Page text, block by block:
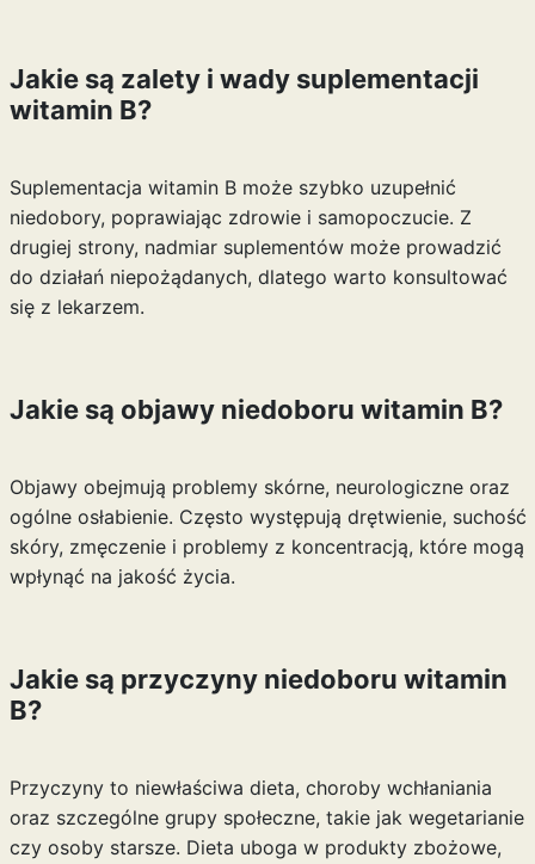
Jakie są zalety i wady suplementacji
witamin B?
Suplementacja witamin B może szybko uzupełnić
niedobory, poprawiając zdrowie i samopoczucie. Z
drugiej strony, nadmiar suplementów może prowadzić
do działań niepożądanych, dlatego warto konsultować
się z lekarzem.
Jakie są objawy niedoboru witamin B?
Objawy obejmują problemy skórne, neurologiczne oraz
ogólne osłabienie. Często występują drętwienie, suchość
skóry, zmęczenie i problemy z koncentracją, które mogą
wpłynąć na jakość życia.
Jakie są przyczyny niedoboru witamin
B?
Przyczyny to niewłaściwa dieta, choroby wchłaniania
oraz szczególne grupy społeczne, takie jak wegetarianie
czy osoby starsze. Dieta uboga w produkty zbożowe,